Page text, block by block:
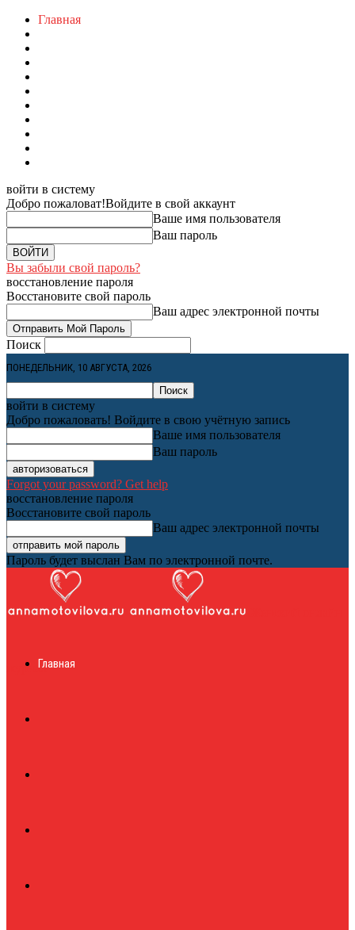
Главная
войти в систему
Добро пожаловат!Войдите в свой аккаунт
Ваше имя пользователя
Ваш пароль
Вы забыли свой пароль?
восстановление пароля
Восстановите свой пароль
Ваш адрес электронной почты
Поиск
ПОНЕДЕЛЬНИК, 10 АВГУСТА, 2026
войти в систему
Добро пожаловать! Войдите в свою учётную запись
Ваше имя пользователя
Ваш пароль
Forgot your password? Get help
восстановление пароля
Восстановите свой пароль
Ваш адрес электронной почты
Пароль будет выслан Вам по электронной почте.
журналГлавная